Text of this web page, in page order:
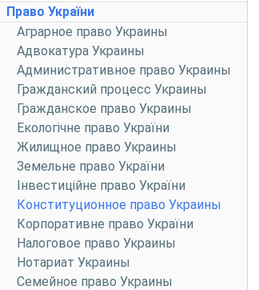
Право України
Аграрное право Украины
Адвокатура Украины
Административное право Украины
Гражданский процесс Украины
Гражданское право Украины
Екологічне право України
Жилищное право Украины
Земельне право України
Інвестиційне право України
Конституционное право Украины
Корпоративне право України
Налоговое право Украины
Нотариат Украины
Семейное право Украины